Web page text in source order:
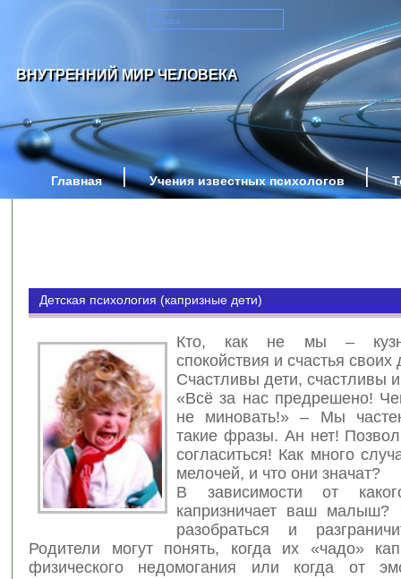
ВНУТРЕННИЙ МИР ЧЕЛОВЕКА
Главная Учения известных психологов
Детская психология (капризные дети)
Кто, как не мы –
спокойствия и счастья своих
Счастливы дети, счастливы
«Всё за нас предрешено!
не миновать!» – Мы
такие фразы. Ан нет!
согласиться! Как много
мелочей, и что они значат?
В зависимости от
капризничает ваш
разобраться и
Родители могут понять, когда их «чадо»
физического недомогания или когда от